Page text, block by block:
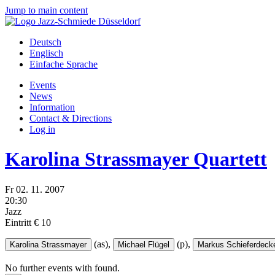
Jump to main content
Deutsch
Englisch
Einfache Sprache
Events
News
Information
Contact & Directions
Log in
Karolina Strassmayer Quartett
Fr 02. 11. 2007
20:30
Jazz
Eintritt € 10
Karolina Strassmayer (as), Michael Flügel (p), Markus
No further events with found.